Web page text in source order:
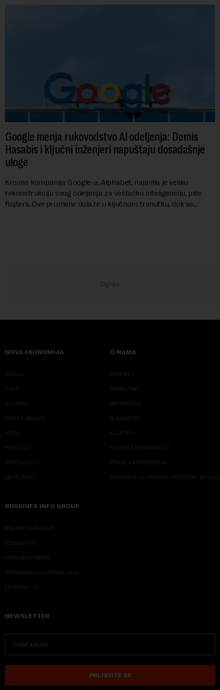
Google menja rukovodstvo AI odeljenja: Demis
Hasabis i ključni inženjeri napuštaju dosadašnje
uloge
Krovna kompanija Google-a, Alphabet, najavila je veliku
rekonstrukciju svog odeljenja za veštačku inteligenciju, piše
Rojters. Ove promene dolaze u ključnom trenutku, dok se
NOVA EKONOMIJA
SRBIJA
SVET
KOLUMNE
PRIČE I ANALIZE
VIDEO
PODCAST
ODRŽIVOST
LEPŠI ŽIVOT
O NAMA
KONTAKT
MARKETING
IMPRESSUM
NJUZLETER
KLIJENTI
POLITIKA PRIVATNOSTI
PRAVILA KORIŠĆENJA
SMERNICE ZA PRIMENU VEŠTAČKE
BUSSINES INFO GROUP
ONLINE EDUKACIJE
IZDAVAŠTVO
MEDIJSKE OBUKE
ORGANIZACIJA DOGADJAJA
EKONOM I JA
NEWSLETTER
PRIJAVITE SE